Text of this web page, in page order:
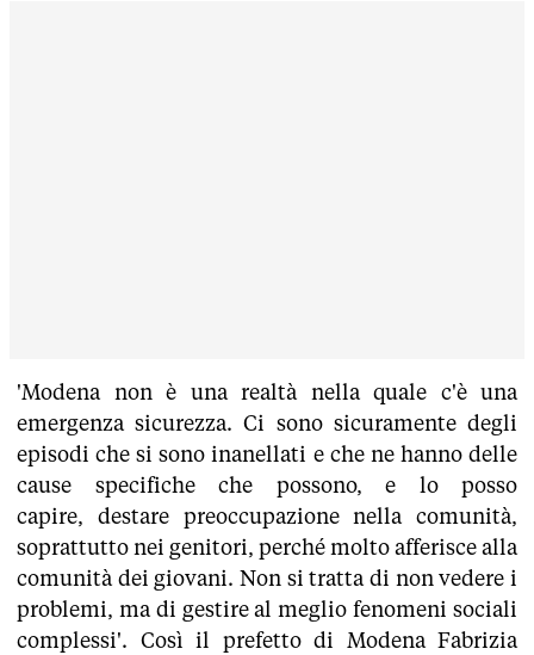
'Modena non è una realtà nella quale c'è una
emergenza sicurezza. Ci sono sicuramente degli
episodi che si sono inanellati e che ne hanno delle
cause specifiche che possono, e lo posso
capire, destare preoccupazione nella comunità,
soprattutto nei genitori, perché molto afferisce alla
comunità dei giovani. Non si tratta di non vedere i
problemi, ma di gestire al meglio fenomeni sociali
complessi'. Così il prefetto di Modena Fabrizia